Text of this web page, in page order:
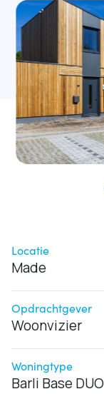
Locatie
Made
Opdrachtgever
Woonvizier
Woningtype
Barli Base DUO